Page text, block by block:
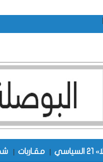
|
السياسي | مقـاربات |